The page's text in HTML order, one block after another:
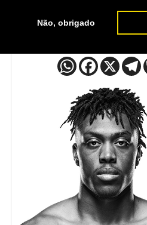
Não, obrigado
Jalin Turner